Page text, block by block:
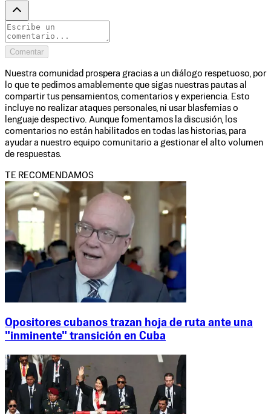
Comentar
Nuestra comunidad prospera gracias a un diálogo respetuoso, por
lo que te pedimos amablemente que sigas nuestras pautas al
compartir tus pensamientos, comentarios y experiencia. Esto
incluye no realizar ataques personales, ni usar blasfemias o
lenguaje despectivo. Aunque fomentamos la discusión, los
comentarios no están habilitados en todas las historias, para
ayudar a nuestro equipo comunitario a gestionar el alto volumen
de respuestas.
TE RECOMENDAMOS
Opositores cubanos trazan hoja de ruta ante una
"inminente" transición en Cuba